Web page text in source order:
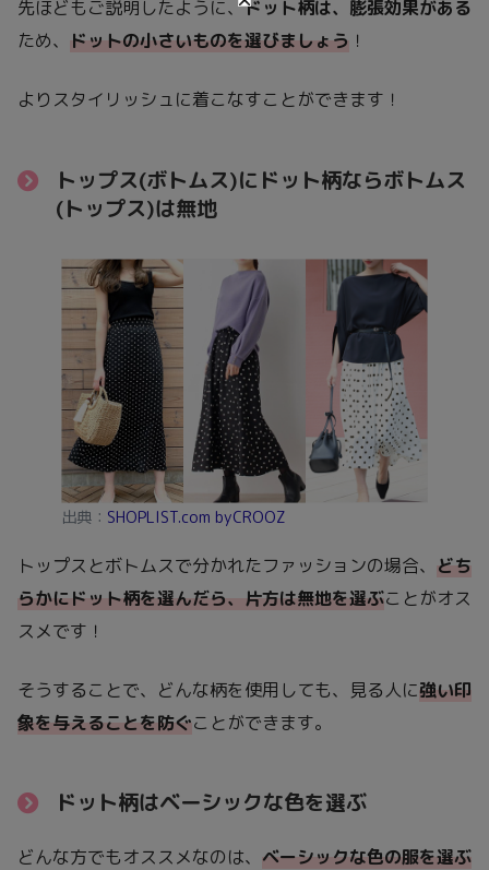
先ほどもご説明したように、ドット柄は、膨張効果がある
ため、
ドットの小さいものを選びましょう ！
よりスタイリッシュに着こなすことができます！
トップス(ボトムス)にドット柄ならボトムス
(トップス)は無地
出典： SHOPLIST.com byCROOZ
トップスとボトムスで分かれたファッションの場合、 どち
らかにドット柄を選んだら、片方は無地を選ぶことがオス
スメです！
そうすることで、どんな柄を使用しても、見る人に強い印
象を与えることを防ぐことができます。
ドット柄はベーシックな色を選ぶ
どんな方でもオススメなのは、 ベーシックな色の服を選ぶ